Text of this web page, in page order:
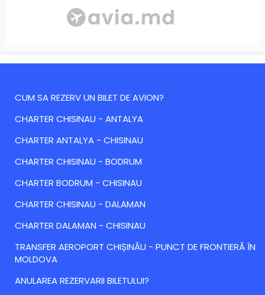
CUM SA REZERV UN BILET DE AVION?
CHARTER CHISINAU - ANTALYA
CHARTER ANTALYA - CHISINAU
CHARTER CHISINAU - BODRUM
CHARTER BODRUM - CHISINAU
CHARTER CHISINAU - DALAMAN
CHARTER DALAMAN - CHISINAU
TRANSFER AEROPORT CHIȘINĂU - PUNCT DE FRONTIERĂ ÎN
MOLDOVA
ANULAREA REZERVARII BILETULUI?